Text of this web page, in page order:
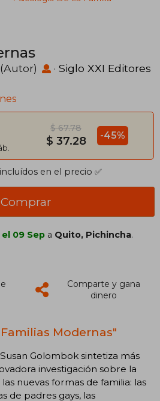
(Autor) · Siglo XXI Editores
$ 67.78
$ 37.28 -45%
en el precio ✅
Comprar
el 09 Sep a Quito, Pichincha.
Comparte y gana
dinero
Modernas"
Golombok sintetiza más
investigación sobre la
nuevas formas de familia: las
de padres gays, las